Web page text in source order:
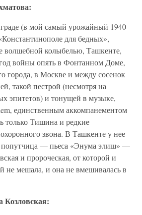
(в мой самый урожайный 1940
для бедных»,
волшебной колыбелью, Ташкенте,
войны опять в Фонтанном Доме,
города, в Москве и между сосенок
такой пестрой (несмотря на
эпитетов) и тонущей в музыке,
единственным аккомпанементом
только Тишина и редкие
звона. В Ташкенте у нее
попутчица — пьеса «Энума элиш» —
и пророческая, от которой и
не мешала, и она не вмешивалась в
Козловская: